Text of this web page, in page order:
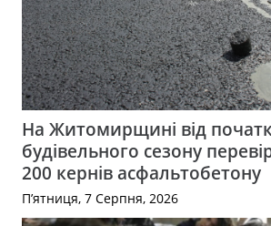
На Житомирщині від
будівельного сезону
200 кернів асфальтобетону
П’ятниця, 7 Серпня, 2026